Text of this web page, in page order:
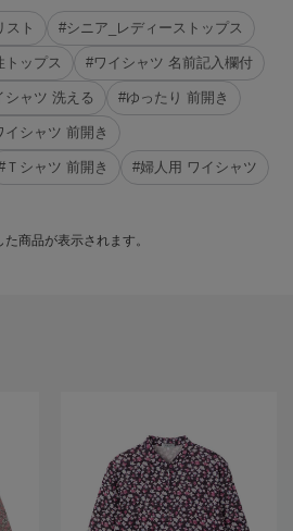
スト #シニア_レディーストップス
トップス #ワイシャツ 名前記入欄付
シャツ 洗える #ゆったり 前開き
イシャツ 前開き
Ｔシャツ 前開き #婦人用 ワイシャツ
商品が表示されます。